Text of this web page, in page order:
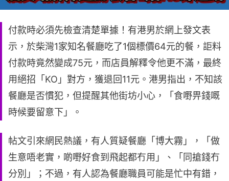
付款時必須先檢查清楚單據！有港男於網上發文表
示，於柴灣1家知名餐廳吃了1個標價64元的餐，詎料
付款時竟然變成75元，而店員解釋令他更不滿，最終
用絕招「KO」對方，獲退回11元。港男指出，不知該
餐廳是否慣犯，但提醒其他街坊小心，「食嘢畀錢嘅
時候要留意下」。
帖文引來網民熱議，有人質疑餐廳「博大霧」，「做
生意唔老實，啲嘢好食到飛起都冇用」、「同搶錢冇
分別」；不過，有人認為餐廳職員可能是忙中有錯，